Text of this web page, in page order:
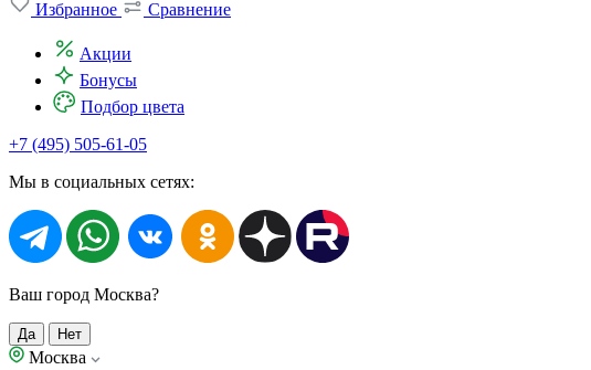
Избранное
Сравнение
Акции
Бонусы
Подбор цвета
+7 (495) 505-61-05
Мы в социальных сетях:
Ваш город Москва?
Да Нет
Москва